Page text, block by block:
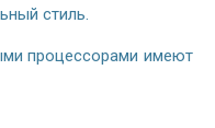
стиль.
процессорами имеют